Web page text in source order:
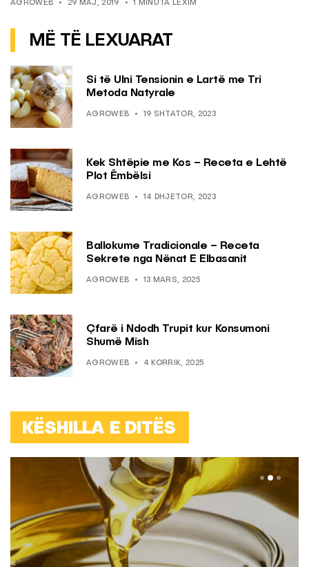
AGROWEB 29 MAJ, 2019 1 MINUTA LEXIM
MË TË LEXUARAT
Si të Ulni Tensionin e Lartë me Tri
Metoda Natyrale
AGROWEB 19 SHTATOR, 2023
Kek Shtëpie me Kos – Receta e Lehtë
Plot Ëmbëlsi
AGROWEB 14 DHJETOR, 2023
Ballokume Tradicionale – Receta
Sekrete nga Nënat E Elbasanit
AGROWEB 13 MARS, 2025
Çfarë i Ndodh Trupit kur Konsumoni
Shumë Mish
AGROWEB 4 KORRIK, 2025
KËSHILLA E DITËS